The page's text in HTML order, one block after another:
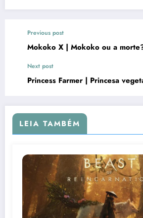
Previous post
Mokoko X | Mokoko ou a
Next post
Princess Farmer | Princesa
LEIA TAMBÉM